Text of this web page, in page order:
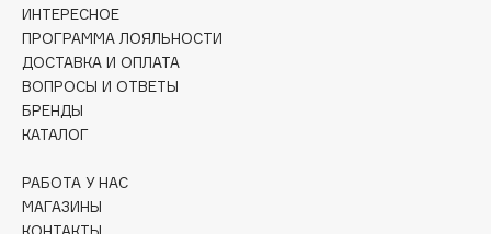
Club De Nuit
Consly
Corimo
CosRX
Crescina
ИНТЕРЕСНОЕ
ПРОГРАММА ЛОЯЛЬНОСТИ
ДОСТАВКА И ОПЛАТА
ВОПРОСЫ И ОТВЕТЫ
БРЕНДЫ
КАТАЛОГ
РАБОТА У НАС
МАГАЗИНЫ
КОНТАКТЫ